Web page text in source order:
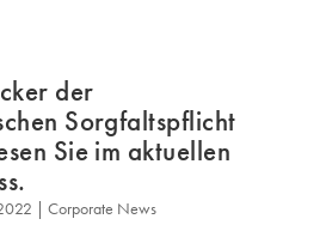
der
Sorgfaltspflicht
Sie im aktuellen
Corporate News